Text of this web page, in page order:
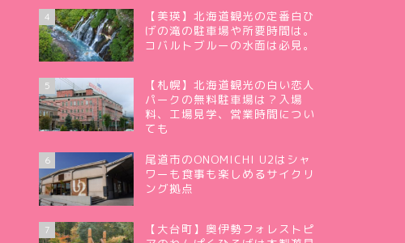
4
【美瑛】北海道観光の定番白ひ
げの滝の駐車場や所要時間は。
コバルトブルーの水面は必見。
5
【札幌】北海道観光の白い恋人
パークの無料駐車場は？入場
料、工場見学、営業時間につい
ても
6
尾道市のONOMICHI U2はシャ
ワーも食事も楽しめるサイクリ
ング拠点
7
【大台町】奥伊勢フォレストピ